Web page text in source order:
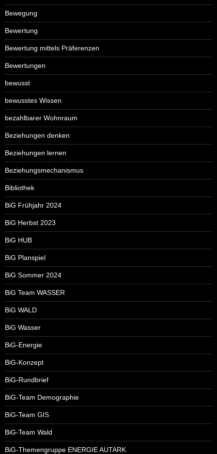
Bewegung
Bewertung
Bewertung mittels Präferenzen
Bewertungen
bewusst
bewusstes Wissen
bezahlbarer Wohnraum
Beziehungen denken
Beziehungen lernen
Beziehungsmechanismus
Bibliothek
BiG Frühjahr 2024
BiG Herbst 2023
BiG HUB
BiG Planspiel
BiG Sommer 2024
BiG Team WASSER
BiG WALD
BiG Wasser
BiG-Energie
BiG-Konzept
BiG-Rundbrief
BiG-Team Demographie
BiG-Team GIS
BiG-Team Wald
BiG-Themengruppe ENERGIE AUTARK